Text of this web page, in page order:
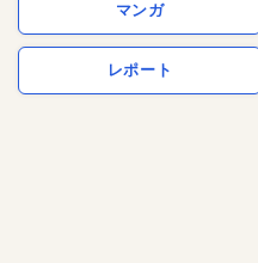
マンガ
レポート